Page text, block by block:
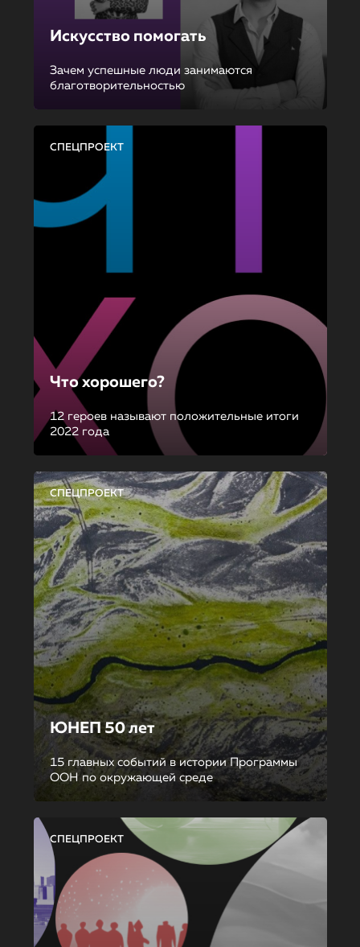
Искусство помогать
Зачем успешные люди занимаются
благотворительностью
СПЕЦПРОЕКТ
Что хорошего?
12 героев называют положительные итоги
2022 года
СПЕЦПРОЕКТ
ЮНЕП 50 лет
15 главных событий в истории Программы
ООН по окружающей среде
СПЕЦПРОЕКТ